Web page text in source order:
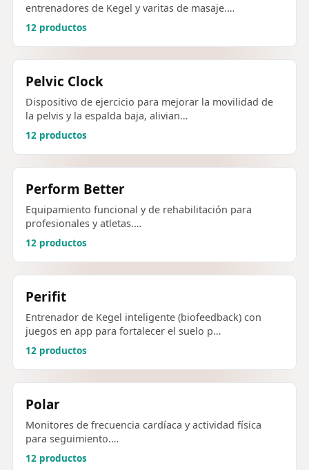
entrenadores de Kegel y varitas de masaje.…
12 productos
Pelvic Clock
Dispositivo de ejercicio para mejorar la movilidad de
la pelvis y la espalda baja, alivian…
12 productos
Perform Better
Equipamiento funcional y de rehabilitación para
profesionales y atletas.…
12 productos
Perifit
Entrenador de Kegel inteligente (biofeedback) con
juegos en app para fortalecer el suelo p…
12 productos
Polar
Monitores de frecuencia cardíaca y actividad física
para seguimiento.…
12 productos